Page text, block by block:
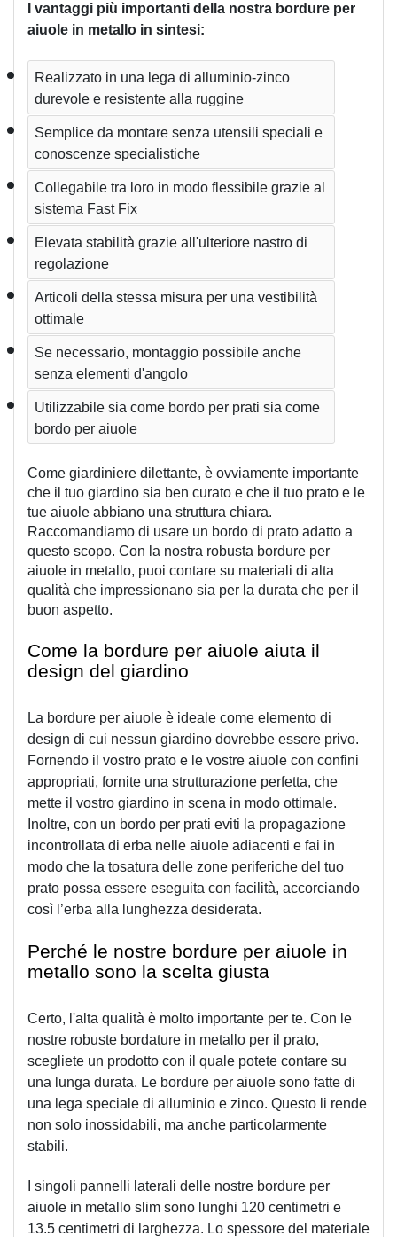
I vantaggi più importanti della nostra bordure per
aiuole in metallo in sintesi:
Realizzato in una lega di alluminio-zinco
durevole e resistente alla ruggine
Semplice da montare senza utensili speciali e
conoscenze specialistiche
Collegabile tra loro in modo flessibile grazie al
sistema Fast Fix
Elevata stabilità grazie all'ulteriore nastro di
regolazione
Articoli della stessa misura per una vestibilità
ottimale
Se necessario, montaggio possibile anche
senza elementi d'angolo
Utilizzabile sia come bordo per prati sia come
bordo per aiuole
Come giardiniere dilettante, è ovviamente importante
che il tuo giardino sia ben curato e che il tuo prato e le
Raccomandiamo di usare un bordo di prato adatto a
questo scopo. Con la nostra robusta bordure per
aiuole in metallo, puoi contare su materiali di alta
qualità che impressionano sia per la durata che per il
buon aspetto.
Come la bordure per aiuole aiuta il
design del giardino
La bordure per aiuole è ideale come elemento di
design di cui nessun giardino dovrebbe essere privo.
Fornendo il vostro prato e le vostre aiuole con confini
appropriati, fornite una strutturazione perfetta, che
mette il vostro giardino in scena in modo ottimale.
Inoltre, con un bordo per prati eviti la propagazione
incontrollata di erba nelle aiuole adiacenti e fai in
modo che la tosatura delle zone periferiche del tuo
prato possa essere eseguita con facilità, accorciando
così l’erba alla lunghezza desiderata.
Perché le nostre bordure per aiuole in
metallo sono la scelta giusta
Certo, l'alta qualità è molto importante per te. Con le
nostre robuste bordature in metallo per il prato,
scegliete un prodotto con il quale potete contare su
una lunga durata. Le bordure per aiuole sono fatte di
una lega speciale di alluminio e zinco. Questo li rende
non solo inossidabili, ma anche particolarmente
stabili.
I singoli pannelli laterali delle nostre bordure per
aiuole in metallo slim sono lunghi 120 centimetri e
13.5 centimetri di larghezza. Lo spessore del materiale